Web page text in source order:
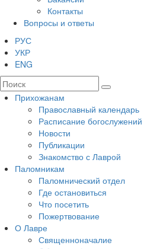
Контакты
Вопросы и ответы
РУС
УКР
ENG
Прихожанам
Православный календарь
Расписание богослужений
Новости
Публикации
Знакомство с Лаврой
Паломникам
Паломнический отдел
Где остановиться
Что посетить
Пожертвование
О Лавре
Священноначалие